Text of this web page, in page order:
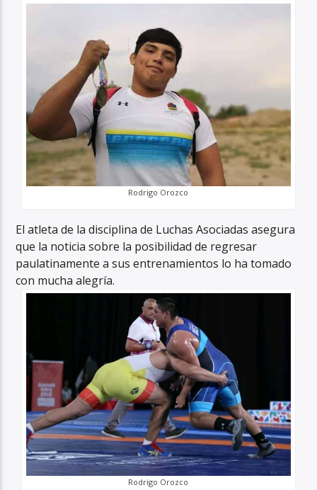
Rodrigo Orozco
El atleta de la disciplina de Luchas Asociadas asegura
que la noticia sobre la posibilidad de regresar
paulatinamente a sus entrenamientos lo ha tomado
con mucha alegría.
Rodrigo Orozco